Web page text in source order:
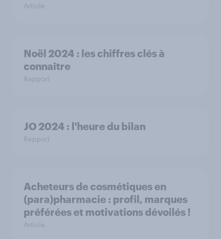
Article
Noël 2024 : les chiffres clés à
connaître
Rapport
JO 2024 : l'heure du bilan
Rapport
Acheteurs de cosmétiques en
(para)pharmacie : profil, marques
préférées et motivations dévoilés !
Article